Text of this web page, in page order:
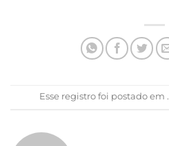
Esse registro foi postado em .